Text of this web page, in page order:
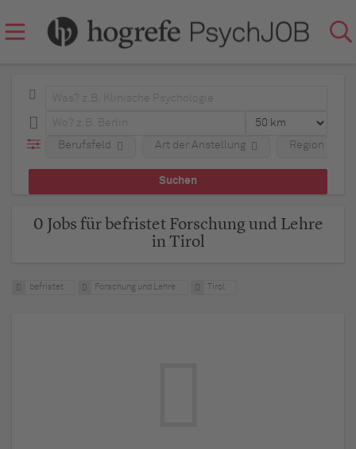
Berufsfeld Art der Anstellung Region
0 Jobs für befristet Forschung und Lehre
in Tirol
befristet Forschung und Lehre Tirol